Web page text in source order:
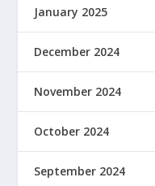
January 2025
December 2024
November 2024
October 2024
September 2024